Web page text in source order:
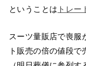
ということは トレー
スーツ量販店で喪服
ト販売の倍の値段